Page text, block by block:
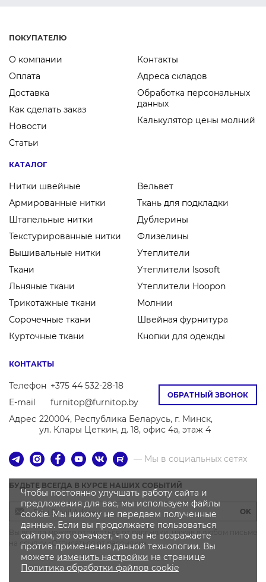
ПОКУПАТЕЛЮ
О компании
Оплата
Доставка
Как сделать заказ
Новости
Статьи
Контакты
Адреса складов
Обработка персональных
данных
Калькулятор цены молний
КАТАЛОГ
Нитки швейные
Армированные нитки
Штапельные нитки
Текстурированные нитки
Вышивальные нитки
Ткани
Льняные ткани
Трикотажные ткани
Сорочечные ткани
Курточные ткани
Вельвет
Ткань для подкладки
Дублерины
Флизелины
Утеплители
Утеплители Isosoft
Утеплители Hoopon
Молнии
Швейная фурнитура
Кнопки для одежды
ОБРАТНЫЙ ЗВОНОК
КОНТАКТЫ
Телефон +375 44 532-28-18
E-mail
furnitop@furnitop.by
Адрес 220004, Республика Беларусь, г. Минск,
ул. Клары Цеткин, д. 18, офис 4а, этаж 4
— Мы в социальных сетях
БУДЬТЕ ВСЕГДА В КУРСЕ НАШИХ СОБЫТИЙ
OK
Вы всегда можете отписаться от рассылки, нажав в любом письме
на ссылку «Отписаться от рассылки»
Чтобы постоянно улучшать работу сайта и
предложения для вас, мы используем файлы
cookie. Мы никому не передаем полученные
данные. Если вы продолжаете пользоваться
сайтом, это означает, что вы не возражаете
против применения данной технологии. Вы
можете изменить настройки на странице
Политика обработки файлов cookie